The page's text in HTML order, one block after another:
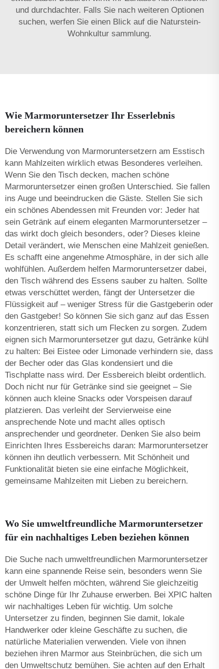
und durchdachter. Falls Sie nach weiteren Optionen
suchen, werfen Sie einen Blick auf die Naturstein-
Wohnkultur sammlung.
Wie Marmoruntersetzer Ihr Esserlebnis
bereichern können
Die Verwendung von Marmoruntersetzern am Esstisch
kann Mahlzeiten wirklich etwas Besonderes verleihen.
Wenn Sie den Tisch decken, machen schöne
Marmoruntersetzer einen großen Unterschied. Sie fallen
ins Auge und beeindrucken die Gäste. Stellen Sie sich
ein schönes Abendessen mit Freunden vor: Jeder hat
sein Getränk auf einem eleganten Marmoruntersetzer –
das wirkt doch gleich besonders, oder? Dieses kleine
Detail verändert, wie Menschen eine Mahlzeit genießen.
Es schafft eine angenehme Atmosphäre, in der sich alle
wohlfühlen. Außerdem helfen Marmoruntersetzer dabei,
den Tisch während des Essens sauber zu halten. Sollte
etwas verschüttet werden, fängt der Untersetzer die
Flüssigkeit auf – weniger Stress für die Gastgeberin oder
den Gastgeber! So können Sie sich ganz auf das Essen
konzentrieren, statt sich um Flecken zu sorgen. Zudem
eignen sich Marmoruntersetzer gut dazu, Getränke kühl
zu halten: Bei Eistee oder Limonade verhindern sie, dass
der Becher oder das Glas kondensiert und die
Tischplatte nass wird. Der Essbereich bleibt ordentlich.
Doch nicht nur für Getränke sind sie geeignet – Sie
können auch kleine Snacks oder Vorspeisen darauf
platzieren. Das verleiht der Servierweise eine
ansprechende Note und macht alles optisch
ansprechender und geordneter. Denken Sie also beim
Einrichten Ihres Essbereichs daran: Marmoruntersetzer
können ihn deutlich verbessern. Mit Schönheit und
Funktionalität bieten sie eine einfache Möglichkeit,
gemeinsame Mahlzeiten mit Lieben zu bereichern.
Wo Sie umweltfreundliche Marmoruntersetzer
für ein nachhaltiges Leben beziehen können
Die Suche nach umweltfreundlichen Marmoruntersetzer
kann eine spannende Reise sein, besonders wenn Sie
der Umwelt helfen möchten, während Sie gleichzeitig
schöne Dinge für Ihr Zuhause erwerben. Bei XPIC halten
wir nachhaltiges Leben für wichtig. Um solche
Untersetzer zu finden, beginnen Sie damit, lokale
Handwerker oder kleine Geschäfte zu suchen, die
natürliche Materialien verwenden. Viele von ihnen
beziehen ihren Marmor aus Steinbrüchen, die sich um
den Umweltschutz bemühen. Sie achten auf den Erhalt